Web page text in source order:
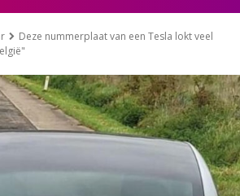
Deze nummerplaat van een Tesla lokt veel